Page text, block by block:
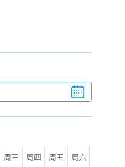
周三 周四 周五 周六